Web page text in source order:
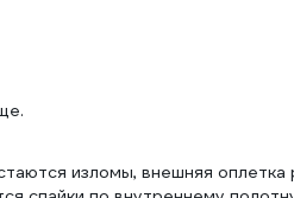
изломы, внешняя оплетка